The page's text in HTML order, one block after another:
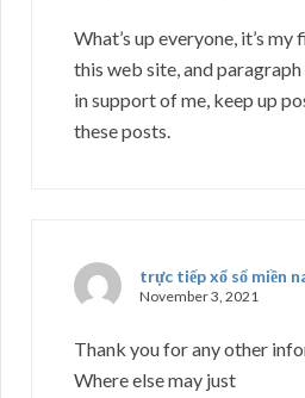
What’s up everyone, it’s
this web site, and
in support of me, keep up
these posts.
trực tiếp xổ số miền
November 3, 2021
Thank you for any other
Where else may just